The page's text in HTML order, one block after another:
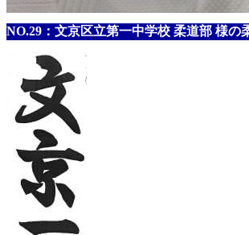
NO.29：文京区立第一中学校 柔道部 様の